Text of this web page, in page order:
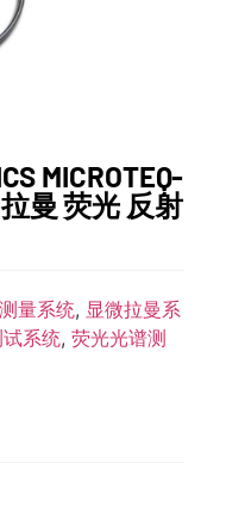
MICROTEQ-
曼 荧光 反射
量系统, 显微拉曼系
系统, 荧光光谱测